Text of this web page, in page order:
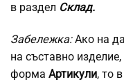
в раздел Склад.
Забележка:Ако на
на съставно
форма Артикули, то